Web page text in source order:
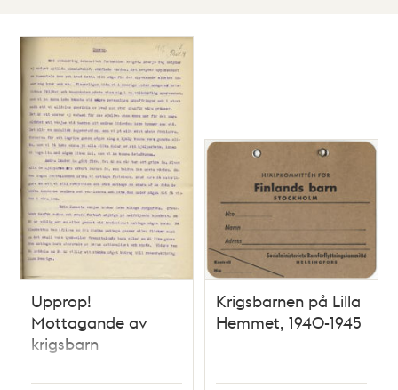
Lista
Karta
Upprop!
Mottagande av
krigsbarn
Krigsbarnen på Lilla
Hemmet, 1940-1945